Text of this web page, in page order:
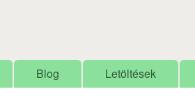
Blog Letöltések